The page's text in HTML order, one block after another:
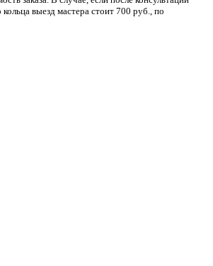
выезд мастера стоит 700 руб., по